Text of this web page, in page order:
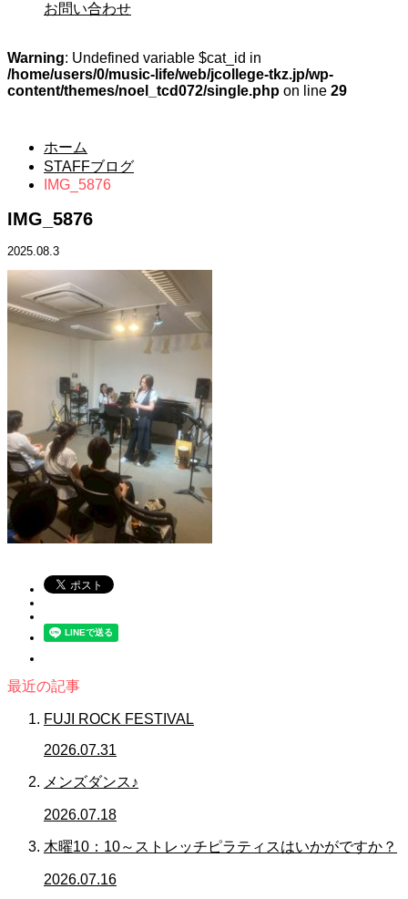
お問い合わせ
Warning: Undefined variable $cat_id in
/home/users/0/music-life/web/jcollege-tkz.jp/wp-
content/themes/noel_tcd072/single.php on line 29
ホーム
STAFFブログ
IMG_5876
IMG_5876
2025.08.3
最近の記事
FUJI ROCK FESTIVAL
2026.07.31
メンズダンス♪
2026.07.18
木曜10：10～ストレッチピラティスはいかがですか？
2026.07.16